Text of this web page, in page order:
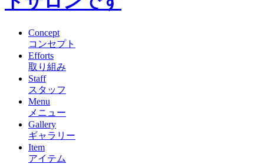
Concept
コンセプト
Efforts
取り組み
Staff
スタッフ
Menu
メニュー
Gallery
ギャラリー
Item
アイテム